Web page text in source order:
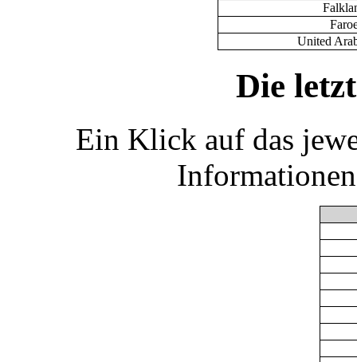
United
Die
Ein Klick auf das